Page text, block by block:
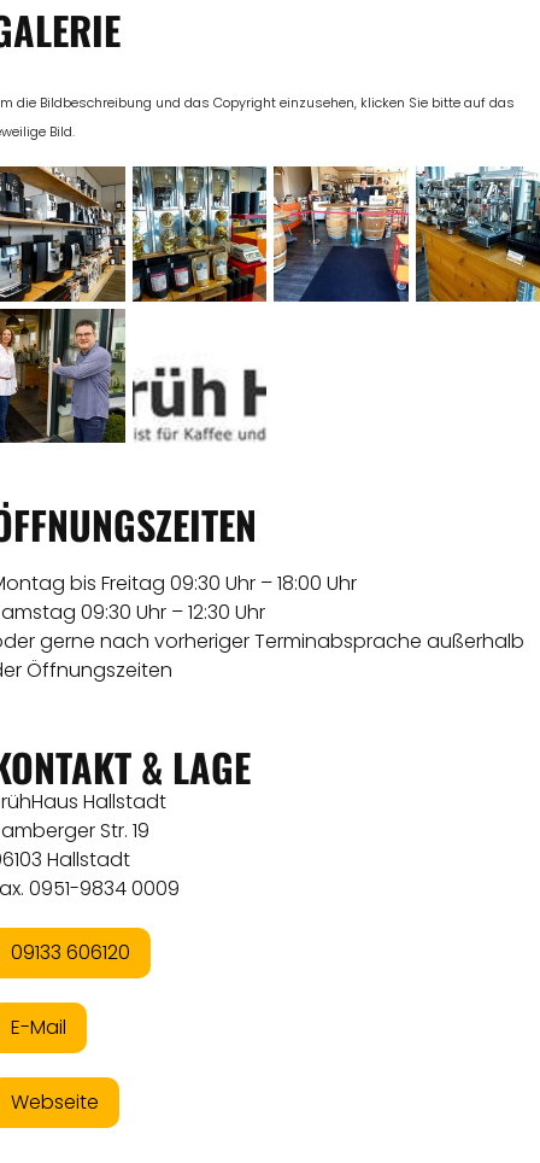
die Bildbeschreibung und das Copyright einzusehen, klicken Sie bitte auf das
Bild.
bis Freitag 09:30 Uhr – 18:00 Uhr
09:30 Uhr – 12:30 Uhr
gerne nach vorheriger Terminabsprache außerhalb
Öffnungszeiten
& LAGE
Hallstadt
Str. 19
Hallstadt
0951-9834 0009
09133 606120
E-Mail
Webseite